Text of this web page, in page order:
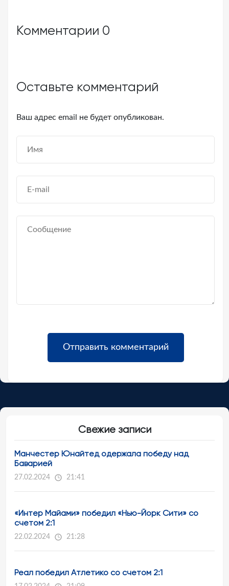
Комментарии 0
Оставьте комментарий
Ваш адрес email не будет опубликован.
Свежие записи
Манчестер Юнайтед одержала победу над
Баварией
27.02.2024 21:41
«Интер Майами» победил «Нью-Йорк Сити» со
счетом 2:1
22.02.2024 21:28
Реал победил Атлетико со счетом 2:1